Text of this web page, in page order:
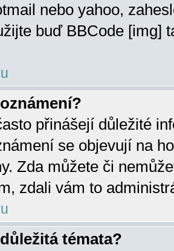
nebo yahoo,
buď BBCode [img]
přinášejí důležité
se objevují na
Zda můžete či
zdali vám to
témata?